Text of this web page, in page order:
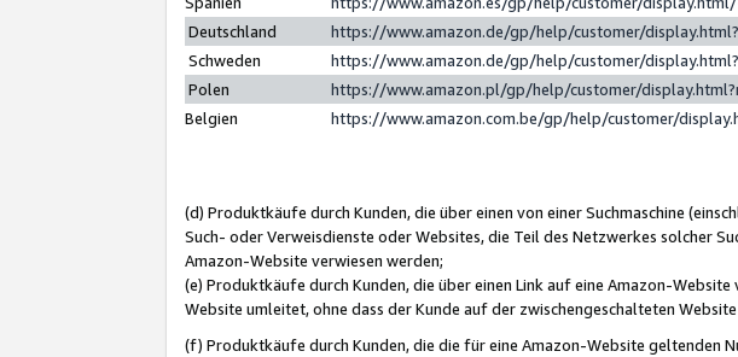
Deutschland
https://www.amazon.de/gp/help/customer/
Schweden
https://www.amazon.de/gp/help/customer/
Polen
https://www.amazon.pl/gp/help/customer/
Belgien
https://www.amazon.com.be/gp/help/customer/
(d) Produktkäufe durch Kunden, die über einen von einer Suchmaschine
Such- oder Verweisdienste oder Websites, die Teil des Netzwerkes solcher
Amazon-Website verwiesen werden;
(e) Produktkäufe durch Kunden, die über einen Link auf eine Amazon-
Website umleitet, ohne dass der Kunde auf der zwischengeschalteten
(f) Produktkäufe durch Kunden, die die für eine Amazon-Website geltenden